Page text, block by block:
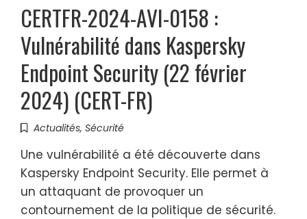
CERTFR-2024-AVI-0158 :
Vulnérabilité dans Kaspersky
Endpoint Security (22 février
2024) (CERT-FR)
Actualités, Sécurité
Une vulnérabilité a été découverte dans
Kaspersky Endpoint Security. Elle permet à
un attaquant de provoquer un
contournement de la politique de sécurité.